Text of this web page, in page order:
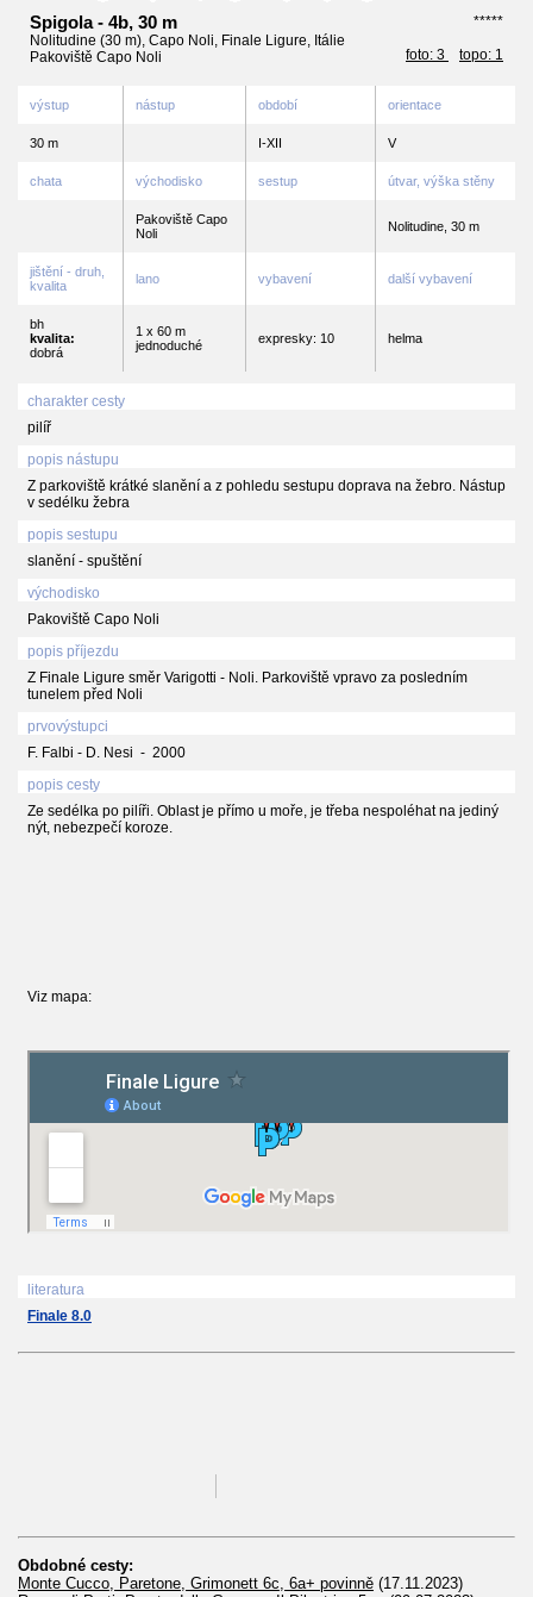
*****
foto: 3
topo: 1
Spigola - 4b, 30 m
Nolitudine (30 m), Capo Noli, Finale Ligure, Itálie
Pakoviště Capo Noli
výstup nástup období orientace
30 m I-XII V
chata východisko sestup útvar, výška stěny
Pakoviště Capo
Noli
Nolitudine, 30 m
jištění - druh,
kvalita
lano vybavení další vybavení
bh
kvalita:
dobrá
1 x 60 m
jednoduché
expresky: 10 helma
charakter cesty
pilíř
popis nástupu
Z parkoviště krátké slanění a z pohledu sestupu doprava na žebro. Nástup
v sedélku žebra
popis sestupu
slanění - spuštění
východisko
Pakoviště Capo Noli
popis příjezdu
Z Finale Ligure směr Varigotti - Noli. Parkoviště vpravo za posledním
tunelem před Noli
prvovýstupci
F. Falbi - D. Nesi - 2000
popis cesty
Ze sedélka po pilíři. Oblast je přímo u moře, je třeba nespoléhat na jediný
nýt, nebezpečí koroze.
Viz mapa:
literatura
Finale 8.0
Obdobné cesty:
Monte Cucco, Paretone, Grimonett 6c, 6a+ povinně (17.11.2023)